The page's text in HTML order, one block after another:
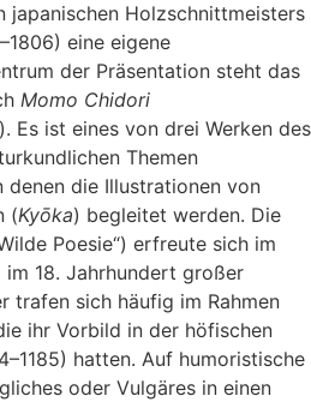
japanischen Holzschnittmeisters
eine eigene
der Präsentation steht das
Momo Chidori
Es ist eines von drei Werken des
Themen
denen die Illustrationen von
(Kyōka) begleitet werden. Die
Poesie“) erfreute sich im
im 18. Jahrhundert großer
trafen sich häufig im Rahmen
ihr Vorbild in der höfischen
hatten. Auf humoristische
oder Vulgäres in einen